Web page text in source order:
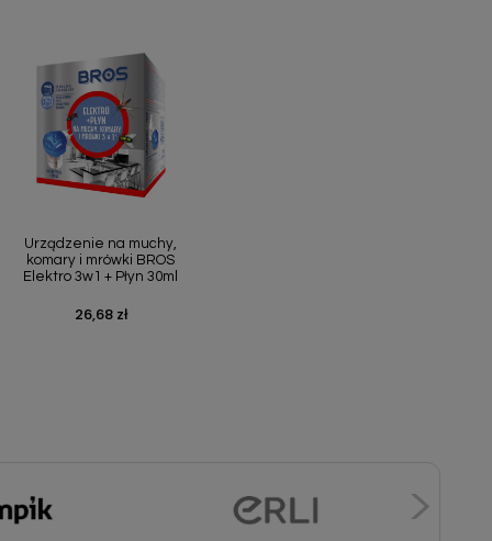
Urządzenie na muchy,
komary i mrówki BROS
Elektro 3w1 + Płyn 30ml
Cena
26,68 zł